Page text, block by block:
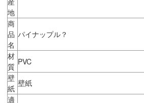
地
商
品
名
パイナップル？
材
質 PVC
壁
紙
壁紙
適